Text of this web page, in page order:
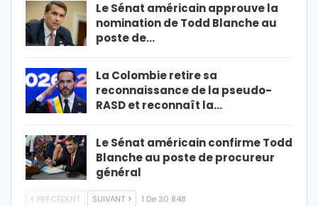
Le Sénat américain approuve la
nomination de Todd Blanche au
poste de…
La Colombie retire sa
reconnaissance de la pseudo-
RASD et reconnaît la…
Le Sénat américain confirme Todd
Blanche au poste de procureur
général
PRÉCÉDENT SUIVANT 1 De 30 848